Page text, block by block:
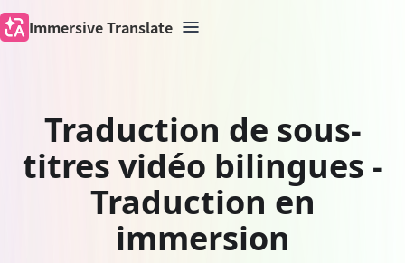
Traduction de sous-
titres vidéo bilingues -
Traduction en
immersion
Immersive Translate